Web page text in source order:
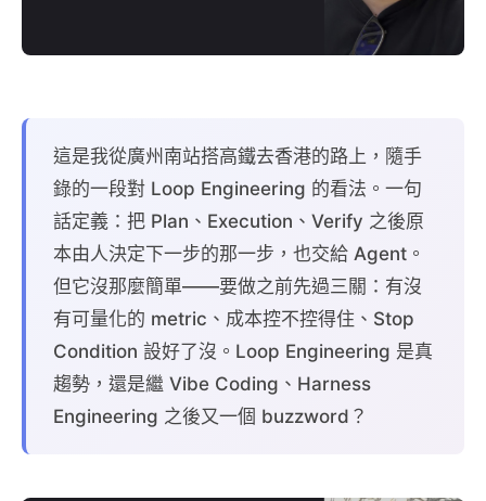
這是我從廣州南站搭高鐵去香港的路上，隨手
錄的一段對 Loop Engineering 的看法。一句
話定義：把 Plan、Execution、Verify 之後原
本由人決定下一步的那一步，也交給 Agent。
但它沒那麼簡單——要做之前先過三關：有沒
有可量化的 metric、成本控不控得住、Stop
Condition 設好了沒。Loop Engineering 是真
趨勢，還是繼 Vibe Coding、Harness
Engineering 之後又一個 buzzword？